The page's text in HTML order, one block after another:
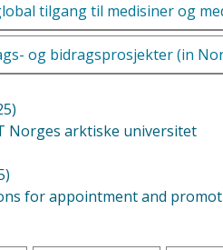
tilgang til medisiner og
og bidragsprosjekter (in
Norges arktiske universitet
for appointment and